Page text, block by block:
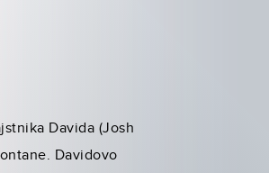
Davida (Josh
Davidovo